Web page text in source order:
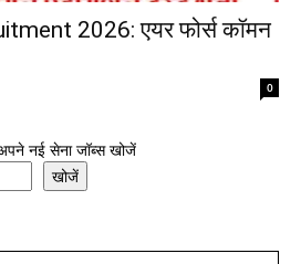
2026: एयर फोर्स कॉमन
0
नई सेना जॉब्स खोजें
खोजें